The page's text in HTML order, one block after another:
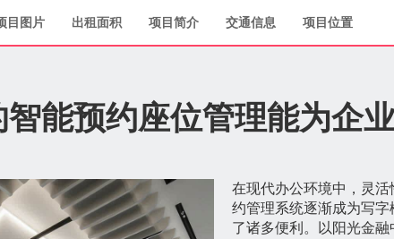
目图片 出租面积 项目简介 交通信息 项目位置
能预约座位管理能为企
在现代办公环境中，灵
约管理系统逐渐成为写
了诸多便利。以阳光金